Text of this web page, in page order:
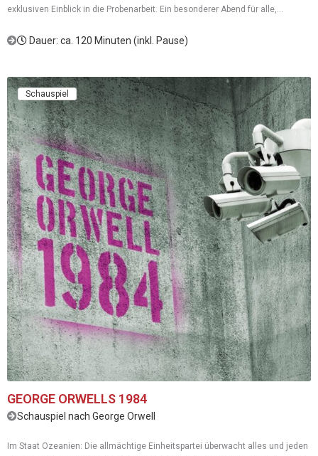
exklusiven Einblick in die Probenarbeit. Ein besonderer Abend für alle,...
Dauer: ca. 120 Minuten (inkl. Pause)
Schauspiel
GEORGE ORWELLS 1984
Schauspiel nach George Orwell
Im Staat Ozeanien: Die allmächtige Einheitspartei überwacht alles und jeden